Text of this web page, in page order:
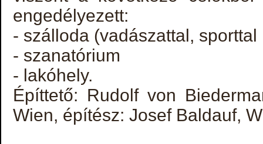
engedélyezett:
- szálloda (vadászattal,
- szanatórium
- lakóhely.
Építtető: Rudolf von
Wien, építész: Josef Baldauf,